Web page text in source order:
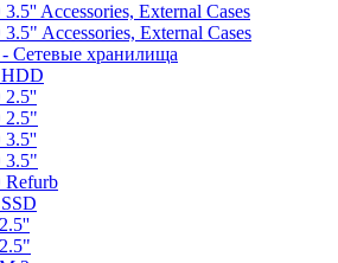
Accessories, External Cases
Accessories, External Cases
Сетевые хранилища
HDD
2.5''
2.5"
3.5''
3.5"